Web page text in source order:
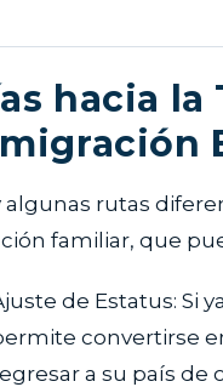
hacia la
algunas rutas
familiar, que
de Estatus: Si
convertirse
a su país de